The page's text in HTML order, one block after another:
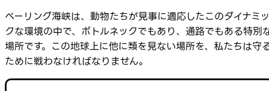
ベーリング海峡は、動物たちが見事に適応したこのダイナミッ
クな環境の中で、ボトルネックでもあり、通路でもある特別
場所です。この地球上に他に類を見ない場所を、私たちは守
ために戦わなければなりません。